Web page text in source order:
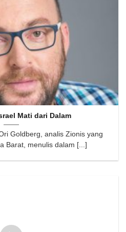
Mati dari Dalam
Goldberg, analis Zionis yang
Barat, menulis dalam [...]